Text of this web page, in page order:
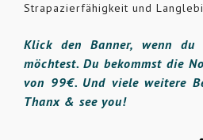
Strapazierfähigkeit und
Klick den Banner, wenn du
möchtest. Du bekommst die
von 99€. Und viele weitere
Thanx & see you!